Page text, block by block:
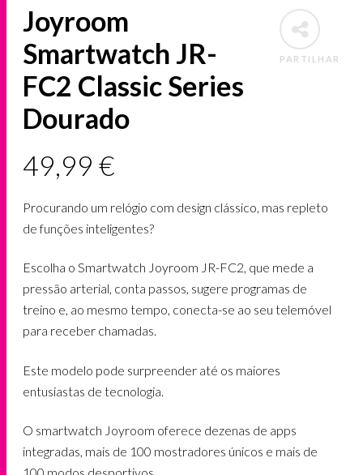
PARTILHAR
Joyroom
Smartwatch JR-
FC2 Classic Series
Dourado
49,99€
Procurando um relógio com design clássico, mas repleto
de funções inteligentes?
Escolha o Smartwatch Joyroom JR-FC2, que mede a
pressão arterial, conta passos, sugere programas de
treino e, ao mesmo tempo, conecta-se ao seu telemóvel
para receber chamadas.
Este modelo pode surpreender até os maiores
entusiastas de tecnologia.
O smartwatch Joyroom oferece dezenas de apps
integradas, mais de 100 mostradores únicos e mais de